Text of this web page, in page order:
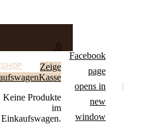
0
Zeige
Kasse
Keine Produkte
im
Einkaufswagen.
Facebook
page
opens in
new
window
|